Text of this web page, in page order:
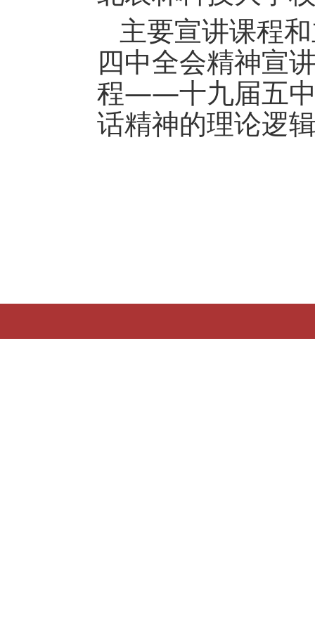
主要宣讲课程
四中全会精神宣
程——十九届五中
话精神的理论逻